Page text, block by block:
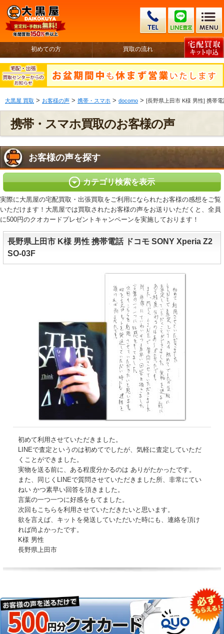
初めての方 買取の流れ
大黒屋 買取 > お客様の声 > 携帯・スマホ > docomo > [長野県上田市 K様 男性] 携帯
携帯・スマホ買取のお客様の声
お客様の声を探す
カテゴリ検索を表示
実際に大黒屋の宅配買取・出張買取をご利用になられたお客様の感想をご覧
いただけます！大黒屋では買取されたお客様の声をお送りいただくと、全員
に500円のクオカードプレゼントキャンペーンを実施しております！
長野県上田市 K様 男性 携帯電話 ドコモ SONY Xperia Z2
SO-03F
初めて利用させていただきました。
LINEで査定というのは初めてでしたが、気軽に査定していただ
くことができました。
実物を送る前に、ある程度分かるのは ありがたかったです。
また、同じくLINEで質問させていただきました所、非常にてい
ねい かつ素早い回答を頂きました。
言葉の一つ一つに好感をもてました。
次回もこちらを利用させていただきたいと思います。
欲を言えば、キットを発送していただいた時にも、連絡を頂け
れば尚よかったです。
K様 男性
長野県上田市